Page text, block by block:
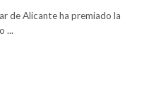
de Alicante ha premiado la
...